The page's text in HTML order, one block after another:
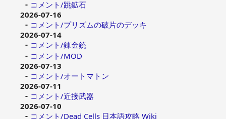
コメント/跳鉱石
2026-07-16
コメント/プリズムの破片のデッキ
2026-07-14
コメント/錬金銃
コメント/MOD
2026-07-13
コメント/オートマトン
2026-07-11
コメント/近接武器
2026-07-10
コメント/Dead Cells 日本語攻略 Wiki